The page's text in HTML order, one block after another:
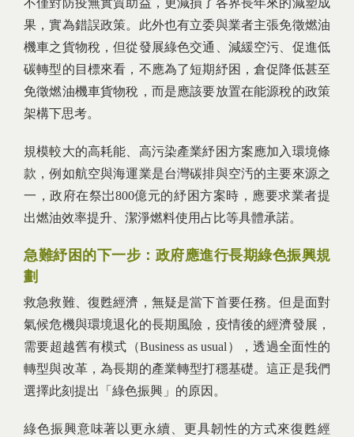
不僅對防疫無實質助益，更減損了各界長年來的減塑成
果，實為錯誤政策。此外也有立委與業者主張免徵燃油
機車之貨物稅，但從發展綠色交通、減緩空污、促進低
碳轉型的目標來看，不應為了短期紓困，倉促降低甚至
免徵燃油機車貨物稅，而是應該要放置在能源稅的政策
架構下思考。
規模較大的高耗能、高污染產業紓困方案應加入環境條
款，例如航空與海運業是台灣碳排與空汚的主要來源之
一，政府在祭岀800億元的紓困方案時，應要求業者提
出燃油效率提升、潔淨燃料使用占比等具體承諾。
急難紓困的下一步：政府應進行長期綠色振興規
劃
救急救難、復甦經濟，無疑是當下首要任務。但是面對
氣候危機與環境退化的長期風險，疫情後的經濟發展，
需要超越舊有模式（Business as usual），透過全面性的
轉型與改革，為長期的產業轉型打穩基礎。這正是我們
選擇此刻提出「綠色振興」的原因。
綠色振興意味著以更永續、更具韌性的方式來復甦經